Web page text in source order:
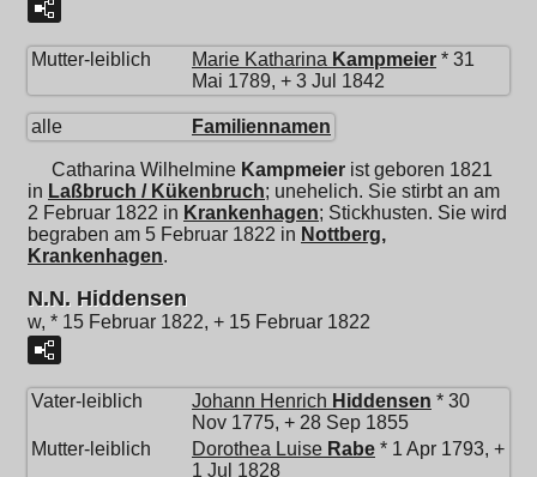
Mutter-leiblich Marie Katharina Kampmeier * 31
Mai 1789, + 3 Jul 1842
alle Familiennamen
Catharina Wilhelmine Kampmeier ist geboren 1821
in Laßbruch / Kükenbruch; unehelich. Sie stirbt an am
2 Februar 1822 in Krankenhagen; Stickhusten. Sie wird
begraben am 5 Februar 1822 in Nottberg,
Krankenhagen.
N.N. Hiddensen
w, * 15 Februar 1822, + 15 Februar 1822
Vater-leiblich Johann Henrich Hiddensen * 30
Nov 1775, + 28 Sep 1855
Mutter-leiblich
Dorothea Luise Rabe * 1 Apr 1793, +
1 Jul 1828